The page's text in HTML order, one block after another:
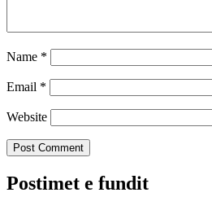
Name *
Email *
Website
Postimet e fundit